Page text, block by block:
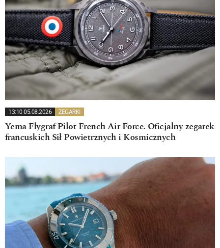
13:10 05.08.2026 ZEGARKI
Yema Flygraf Pilot French Air Force. Oficjalny zegarek
francuskich Sił Powietrznych i Kosmicznych